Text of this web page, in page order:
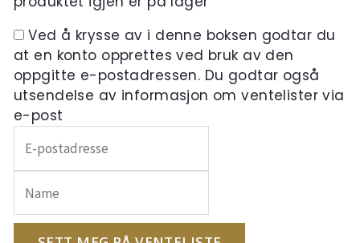
Ved å krysse av i denne boksen godtar du
at en konto opprettes ved bruk av den
oppgitte e-postadressen. Du godtar også
utsendelse av informasjon om ventelister via
e-post
inn
e-
postadressen
din